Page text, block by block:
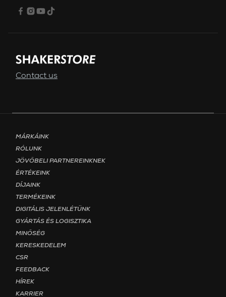
Contact us
MÁRKÁINK
RÓLUNK
JÖVŐBELI PARTNEREINKNEK
ÉRTÉKEINK
DÍJAINK
TERMÉKEINK
DIGITÁLIS JELENLÉTÜNK
GYÁRTÁS ÉS LOGISZTIKA
MINŐSÉG
KERESKEDELEM
CSR
FEEDBACK
HÍREK
KARRIER